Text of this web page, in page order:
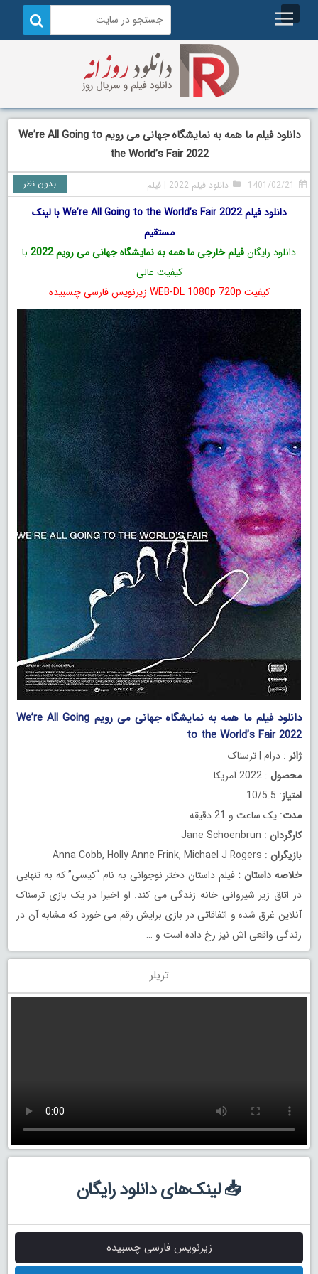
دانلود فیلم ما همه به نمایشگاه جهانی می رویم We’re All Going to
the World’s Fair 2022
1401/02/21 دانلود فیلم 2022 |فیلم بدون نظر
دانلود فیلم We’re All Going to the World’s Fair 2022 با لینک
مستقیم
دانلود رایگانفیلم خارجی ما همه به نمایشگاه جهانی می رویم 2022
با
کیفیت عالی
کیفیت WEB-DL 1080p 720p زیرنویس فارسی چسبیده
دانلود فیلم ما همه به نمایشگاه جهانی می رویم We’re All Going
to the World’s Fair 2022
ژانر : درام | ترسناک
محصول : 2022 آمریکا
امتیاز: 10/5.5
مدت: یک ساعت و 21 دقیقه
کارگردان : Jane Schoenbrun
بازیگران : Anna Cobb, Holly Anne Frink, Michael J Rogers
خلاصه داستان : فیلم داستان دختر نوجوانی به نام “کیسی” که به تنهایی
در اتاق زیر شیروانی خانه زندگی می کند. او اخیرا در یک بازی ترسناک
آنلاین غرق شده و اتفاقاتی در بازی برایش رقم می خورد که مشابه آن در
زندگی واقعی اش نیز رخ داده است و …
تریلر
📥 لینک‌های دانلود رایگان
زیرنویس فارسی چسبیده